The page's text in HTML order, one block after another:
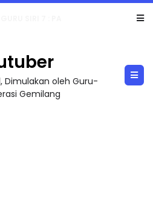
Dimulakan oleh Guru-
Gemilang